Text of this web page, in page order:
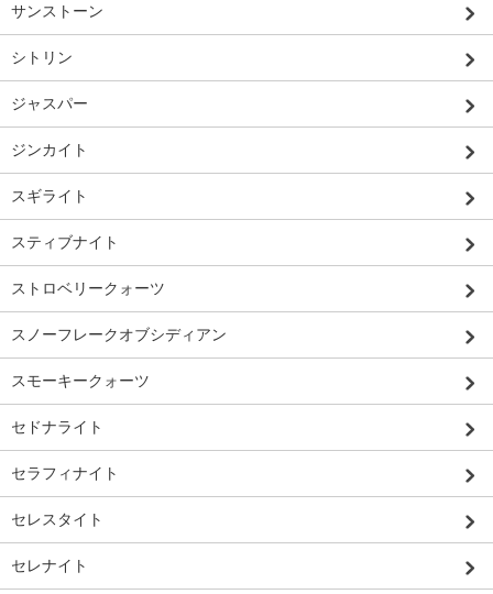
サンストーン
シトリン
ジャスパー
ジンカイト
スギライト
スティブナイト
ストロベリークォーツ
スノーフレークオブシディアン
スモーキークォーツ
セドナライト
セラフィナイト
セレスタイト
セレナイト